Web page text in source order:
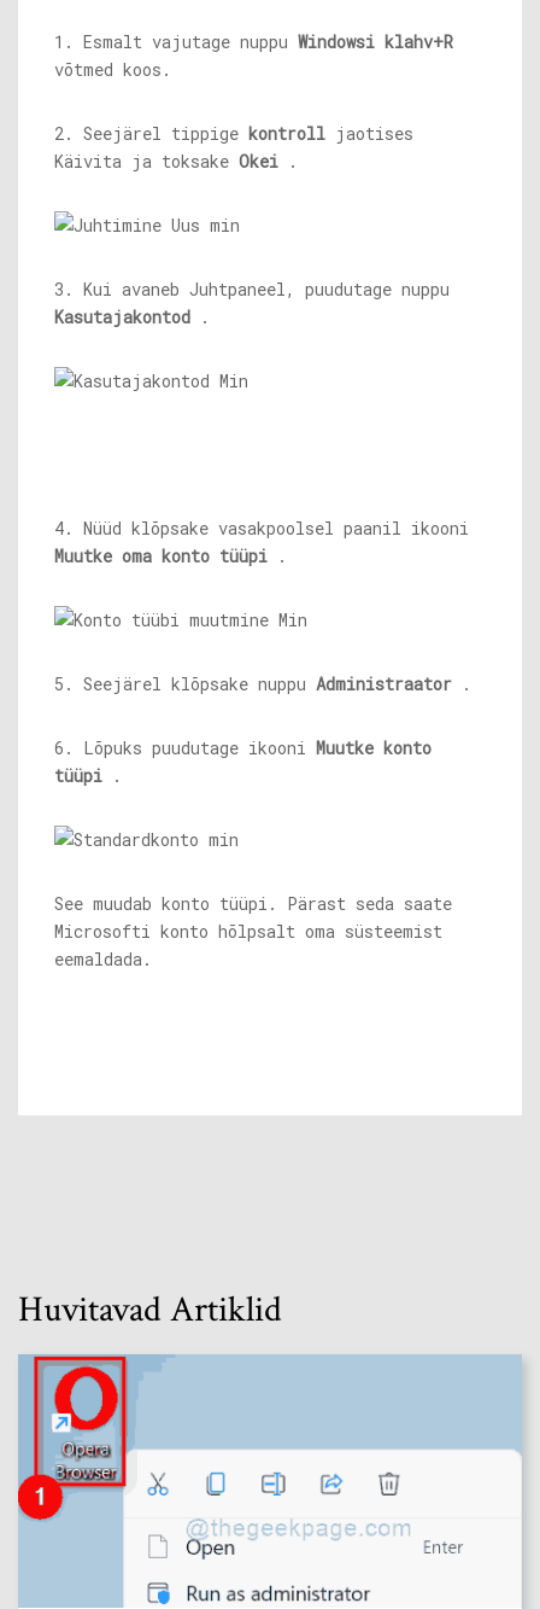
1. Esmalt vajutage nuppu Windowsi klahv+R
võtmed koos.
2. Seejärel tippige kontroll jaotises
Käivita ja toksake Okei .
3. Kui avaneb Juhtpaneel, puudutage nuppu
Kasutajakontod .
4. Nüüd klõpsake vasakpoolsel paanil ikooni
Muutke oma konto tüüpi .
5. Seejärel klõpsake nuppu Administraator .
6. Lõpuks puudutage ikooni Muutke konto
tüüpi .
See muudab konto tüüpi. Pärast seda saate
Microsofti konto hõlpsalt oma süsteemist
eemaldada.
Huvitavad Artiklid